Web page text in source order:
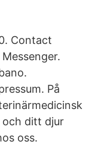
Contact
På
och ditt djur
oss.